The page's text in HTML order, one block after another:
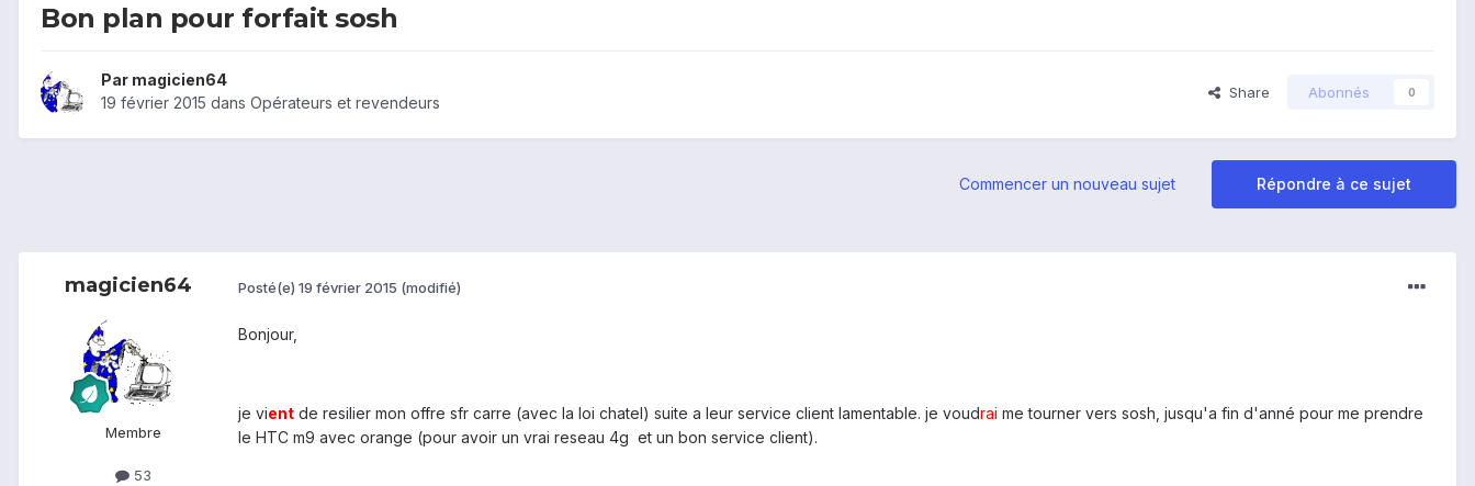
Bon plan pour forfait sosh
Par magicien64
19 février 2015 dans Opérateurs et revendeurs
Share Abonnés 0
Répondre à ce sujet
Commencer un nouveau sujet
magicien64
Membre
53
Posté(e) 19 février 2015 (modifié)
Bonjour,
je vient de resilier mon offre sfr carre (avec la loi chatel) suite a leur service client lamentable. je voudrai me tourner vers sosh, jusqu'a fin d'anné pour me prendre
le HTC m9 avec orange (pour avoir un vrai reseau 4g et un bon service client).